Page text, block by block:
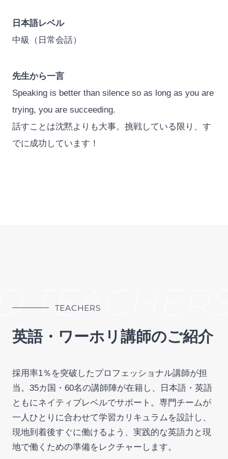
日本語レベル
中級（日常会話）
先生から一言
Speaking is better than silence so as long as you are
trying, you are succeeding.
話すことは沈黙よりも大事。挑戦している限り、す
でに成功しています！
TEACHERS
英語・ワーホリ講師のご紹介
採用率1％を突破したプロフェッショナル講師が担
当。35カ国・60名の講師陣が在籍し、日本語・英語
ともにネイティブレベルでサポート。専門チームが
一人ひとりに合わせて学習カリキュラムを設計し、
現地到着後すぐに働けるよう、実践的な英語力と現
地で働くための準備をレクチャーします。